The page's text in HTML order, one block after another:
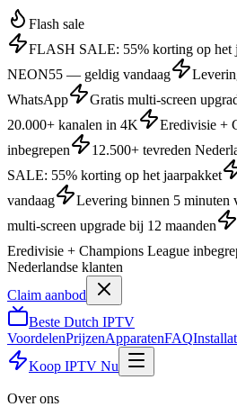
Flash sale
FLASH SALE: 55% korting op het
NEON55 — geldig vandaag
WhatsApp
Gratis multi-screen
20.000+ kanalen in 4K
Eredivisie +
inbegrepen
12.500+ tevreden
SALE: 55% korting op het jaarpakket
vandaag
Levering binnen 5 minuten
multi-screen upgrade bij 12 maanden
Eredivisie + Champions League
Nederlandse klanten
Claim aanbod
Beste Dutch IPTV
VoordelenPrijzenApparatenFAQ
Koop IPTV Nu
Over ons